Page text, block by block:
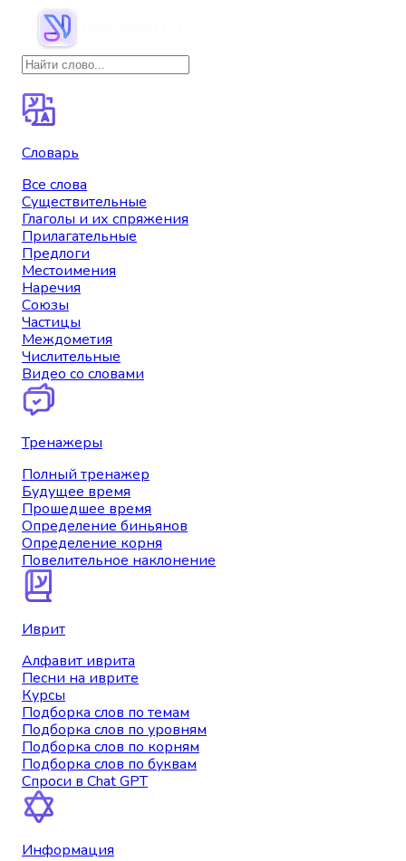
Словарь
Все слова
Существительные
Глаголы и их спряжения
Прилагательные
Предлоги
Местоимения
Наречия
Союзы
Частицы
Междометия
Числительные
Видео со словами
Тренажеры
Полный тренажер
Будущее время
Прошедшее время
Определение биньянов
Определение корня
Повелительное наклонение
Иврит
Алфавит иврита
Песни на иврите
Курсы
Подборка слов по темам
Подборка слов по уровням
Подборка слов по корням
Подборка слов по буквам
Спроси в Chat GPT
Информация